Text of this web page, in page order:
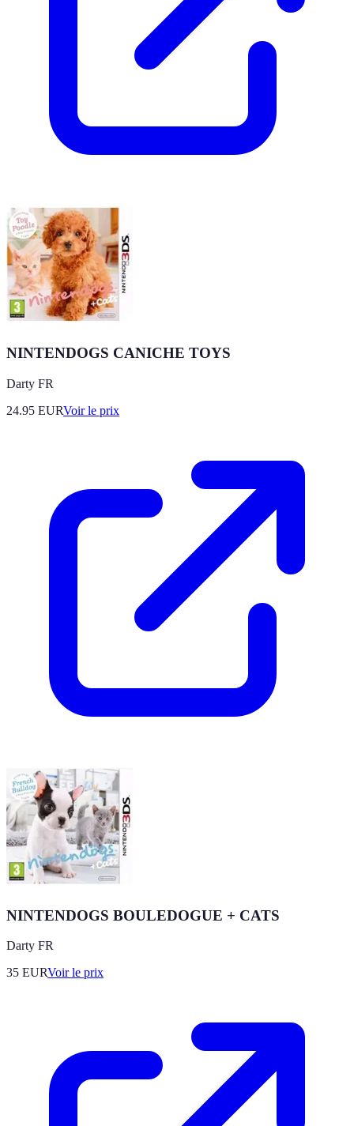
NINTENDOGS CANICHE TOYS
Darty FR
24.95 EURVoir le prix
NINTENDOGS BOULEDOGUE + CATS
Darty FR
35 EURVoir le prix